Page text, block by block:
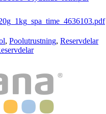
, Poolutrustning, Reservdelar